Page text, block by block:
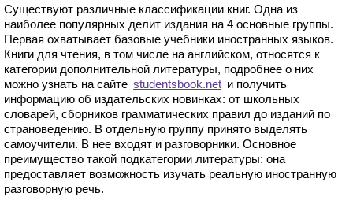
Существуют различные классификации книг. Одна из
наиболее популярных делит издания на 4 основные группы.
Первая охватывает базовые учебники иностранных языков.
Книги для чтения, в том числе на английском, относятся к
категории дополнительной литературы, подробнее о них
можно узнать на сайте studentsbook.net и получить
информацию об издательских новинках: от школьных
словарей, сборников грамматических правил до изданий по
страноведению. В отдельную группу принято выделять
самоучители. В нее входят и разговорники. Основное
преимущество такой подкатегории литературы: она
предоставляет возможность изучать реальную иностранную
разговорную речь.